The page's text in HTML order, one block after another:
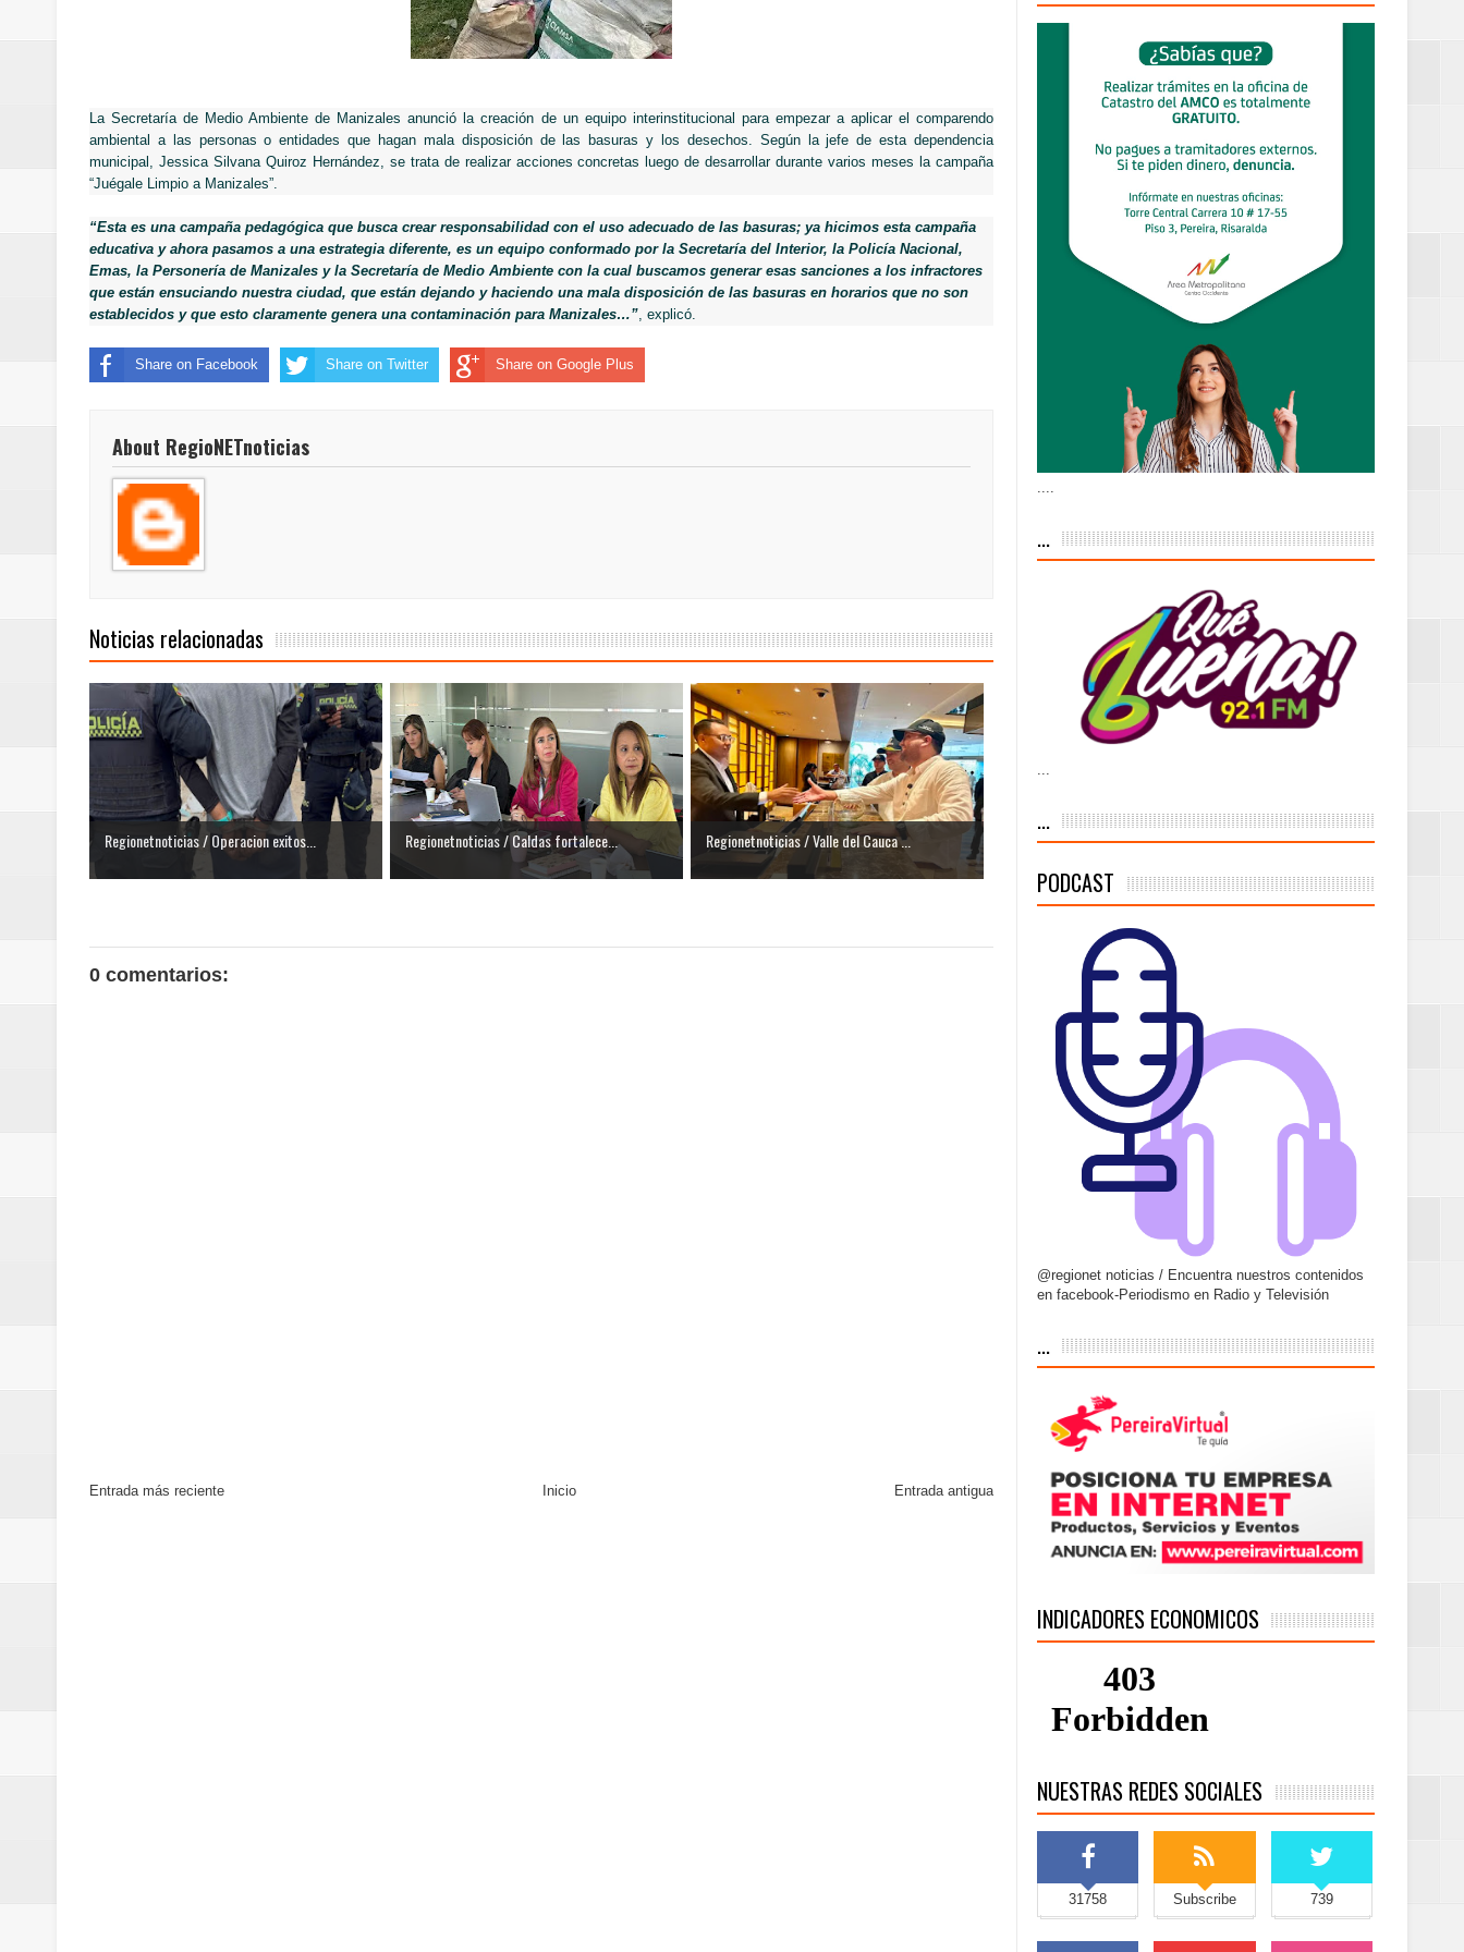
Regionetnoticias / Las ayudas técnicas aportaron dignidad a las personas con discapacidad de Pueblo Rico
Regionetnoticias / Estudiantes de barranquilla participaron de las pruebas SABER
Regionetnoticias / Asamblea de Caldas aprueba $11.444 millones para impulsar obras de agua potable y
Regionetnoticias / REFUERZAN PRESENCIA MILITAR EN EL VALLE
ReGioNetNoticias / En Pereira Cada peso tiene nombre de obra
Regionetnoticias / En solo dos años y siete meses, la Fábrica de Licores del Tolima alcanzó el 94 % de la meta de
Regionetnoticias / El Aeropuerto Internacional Matecaña fortalece su conectividad con una nueva frecuencia
Regionetnoticias / Valle del Cauca tiene listo su plan de seguridad para recibir delegaciones y visitantes por la
posesión presidencial
Regionetnoticias / La Alcaldía de Pereira continúa renovando espacios comunitarios que llevaban décadas sin
atención
La Secretaría de Medio Ambiente de Manizales anunció la creación de un equipo interinstitucional para empezar a aplicar el comparendo
ambiental a las personas o entidades que hagan mala disposición de las basuras y los desechos. Según la jefe de esta dependencia
municipal, Jessica Silvana Quiroz Hernández, se trata de realizar acciones concretas luego de desarrollar durante varios meses la campaña
“Juégale Limpio a Manizales”.
“Esta es una campaña pedagógica que busca crear responsabilidad con el uso adecuado de las basuras; ya hicimos esta campaña
educativa y ahora pasamos a una estrategia diferente, es un equipo conformado por la Secretaría del Interior, la Policía Nacional,
Emas, la Personería de Manizales y la Secretaría de Medio Ambiente con la cual buscamos generar esas sanciones a los infractores
que están ensuciando nuestra ciudad, que están dejando y haciendo una mala disposición de las basuras en horarios que no son
establecidos y que esto claramente genera una contaminación para Manizales…” , explicó.
Share on Facebook Share on Twitter Share on Google Plus
About RegioNETnoticias
Noticias relacionadas
Regionetnoticias / Operacion exitos... Regionetnoticias / Caldas fortalece... Regionetnoticias / Valle del Cauca ...
0 comentarios:
Entrada más reciente Entrada antigua
Inicio
...
...
PODCAST
@regionet noticias / Encuentra nuestros contenidos
en facebook-Periodismo en Radio y Televisión
...
INDICADORES ECONOMICOS
NUESTRAS REDES SOCIALES
31758 Subscribe 739